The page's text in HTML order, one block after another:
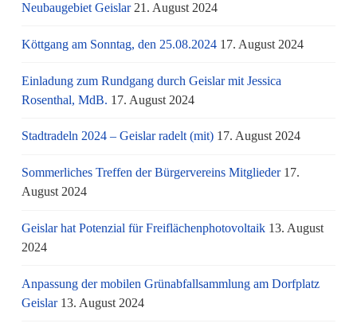
Neubaugebiet Geislar 21. August 2024
Köttgang am Sonntag, den 25.08.2024 17. August 2024
Einladung zum Rundgang durch Geislar mit Jessica
Rosenthal, MdB. 17. August 2024
Stadtradeln 2024 – Geislar radelt (mit) 17. August 2024
Sommerliches Treffen der Bürgervereins Mitglieder 17.
August 2024
Geislar hat Potenzial für Freiflächenphotovoltaik 13. August
2024
Anpassung der mobilen Grünabfallsammlung am Dorfplatz
Geislar 13. August 2024